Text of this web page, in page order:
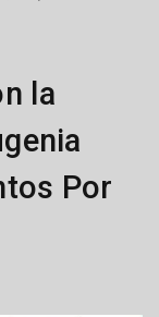
la
Por